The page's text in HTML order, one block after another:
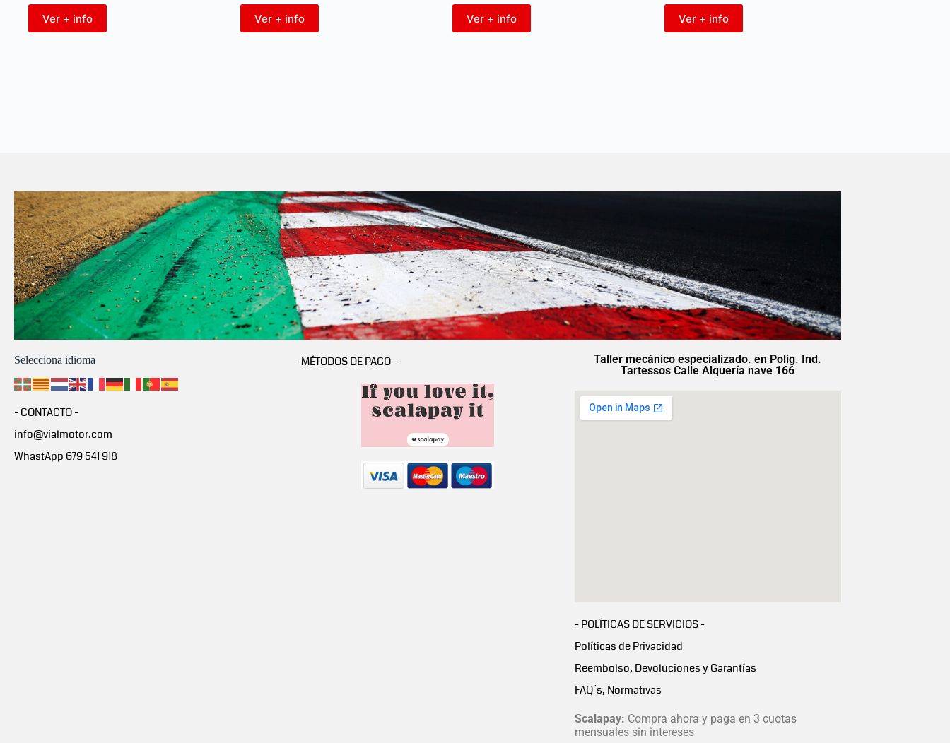
Ver + info Ver + info Ver + info Ver + info
Selecciona idioma
- CONTACTO -
info@vialmotor.com
WhastApp 679 541 918
- MÉTODOS DE PAGO -
Taller mecánico especializado. en Polig. Ind.
Tartessos Calle Alquería nave 166
- POLÍTICAS DE SERVICIOS -
Políticas de Privacidad
Reembolso, Devoluciones y Garantías
FAQ´s, Normativas
Scalapay: Compra ahora y paga en 3 cuotas
mensuales sin intereses